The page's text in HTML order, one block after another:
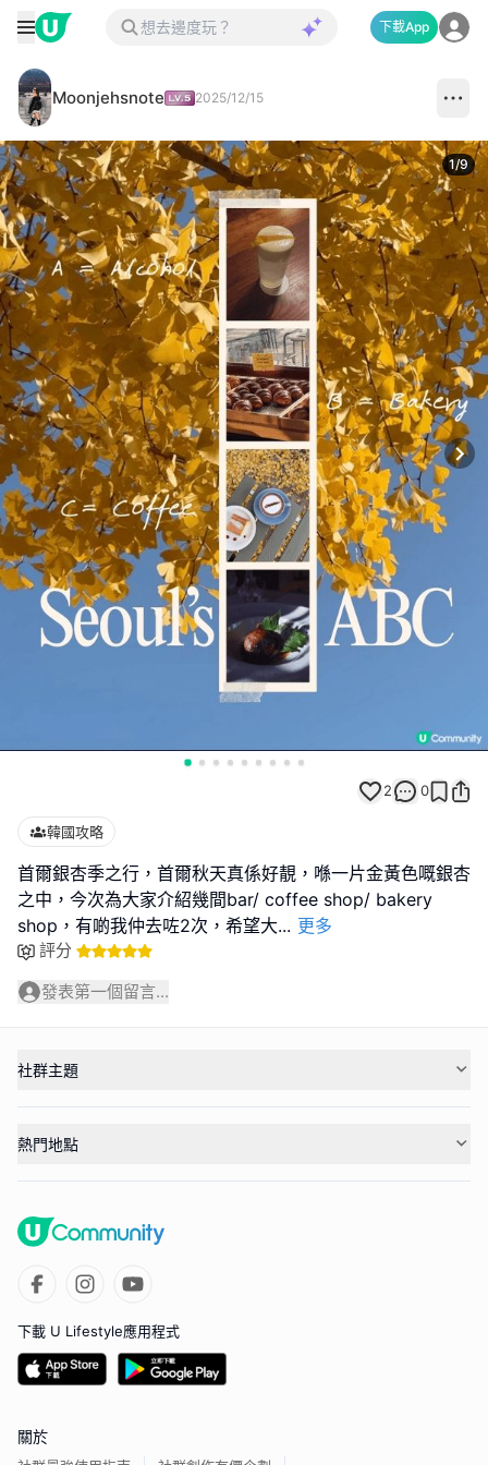
下載App
Moonjehsnote 2025/12/15
1/9
2 0
韓國攻略
首爾銀杏季之行，首爾秋天真係好靚，喺一片金黃色嘅銀杏
之中，今次為大家介紹幾間bar/ coffee shop/ bakery
shop，有啲我仲去咗2次，希望大... 更多
評分
發表第一個留言...
社群主題
熱門地點
下載 U Lifestyle應用程式
關於